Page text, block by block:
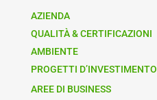
AZIENDA
QUALITÀ & CERTIFICAZIONI
AMBIENTE
PROGETTI D’INVESTIMENTO
AREE DI BUSINESS